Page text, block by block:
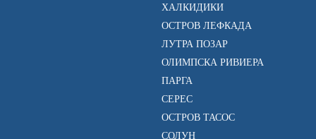
ХАЛКИДИКИ
ОСТРОВ ЛЕФКАДА
ЛУТРА ПОЗАР
ОЛИМПСКА РИВИЕРА
ПАРГА
СЕРЕС
ОСТРОВ ТАСОС
СОЛУН